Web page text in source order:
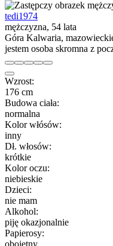
tedi1974
mężczyzna, 54 lata
Góra Kalwaria,
jestem osoba skromna z
Wzrost:
176 cm
Budowa ciała:
normalna
Kolor włósów:
inny
Dł. włosów:
krótkie
Kolor oczu:
niebieskie
Dzieci:
nie mam
Alkohol:
piję okazjonalnie
Papierosy:
obojętny